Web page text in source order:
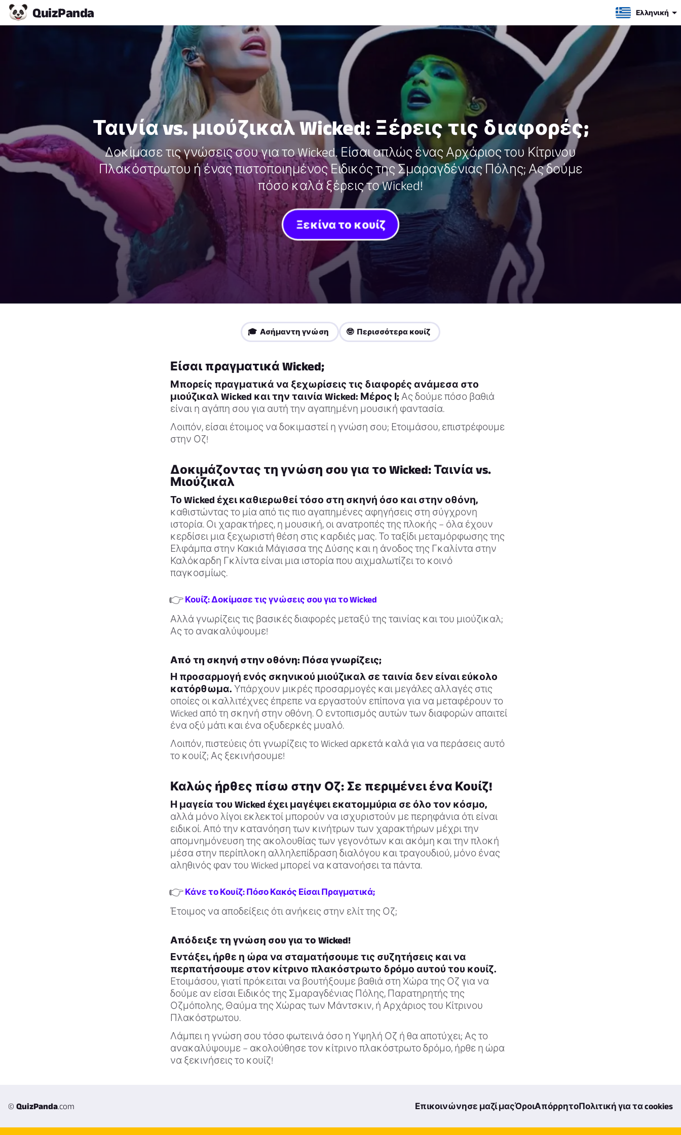
QuizPanda Ελληνική
Ταινία vs. μιούζικαλ Wicked: Ξέρεις τις διαφορές;
Δοκίμασε τις γνώσεις σου για το Wicked. Είσαι απλώς ένας Αρχάριος του Κίτρινου
Πλακόστρωτου ή ένας πιστοποιημένος Ειδικός της Σμαραγδένιας Πόλης; Ας δούμε
πόσο καλά ξέρεις το Wicked!
Ξεκίνα το κουίζ
🎓 Ασήμαντη γνώση 🤓 Περισσότερα κουίζ
Είσαι πραγματικά Wicked;
Μπορείς πραγματικά να ξεχωρίσεις τις διαφορές ανάμεσα στο
μιούζικαλ Wicked και την ταινία Wicked: Μέρος Ι; Ας δούμε πόσο βαθιά
είναι η αγάπη σου για αυτή την αγαπημένη μουσική φαντασία.
Λοιπόν, είσαι έτοιμος να δοκιμαστεί η γνώση σου; Ετοιμάσου, επιστρέφουμε
στην Οζ!
Δοκιμάζοντας τη γνώση σου για το Wicked: Ταινία vs.
Μιούζικαλ
Το Wicked έχει καθιερωθεί τόσο στη σκηνή όσο και στην οθόνη,
καθιστώντας το μία από τις πιο αγαπημένες αφηγήσεις στη σύγχρονη
ιστορία. Οι χαρακτήρες, η μουσική, οι ανατροπές της πλοκής – όλα έχουν
κερδίσει μια ξεχωριστή θέση στις καρδιές μας. Το ταξίδι μεταμόρφωσης της
Ελφάμπα στην Κακιά Μάγισσα της Δύσης και η άνοδος της Γκαλίντα στην
Καλόκαρδη Γκλίντα είναι μια ιστορία που αιχμαλωτίζει το κοινό
παγκοσμίως.
👉 Κουίζ: Δοκίμασε τις γνώσεις σου για το Wicked
Αλλά γνωρίζεις τις βασικές διαφορές μεταξύ της ταινίας και του μιούζικαλ;
Ας το ανακαλύψουμε!
Από τη σκηνή στην οθόνη: Πόσα γνωρίζεις;
Η προσαρμογή ενός σκηνικού μιούζικαλ σε ταινία δεν είναι εύκολο
κατόρθωμα. Υπάρχουν μικρές προσαρμογές και μεγάλες αλλαγές στις
οποίες οι καλλιτέχνες έπρεπε να εργαστούν επίπονα για να μεταφέρουν το
Wicked από τη σκηνή στην οθόνη. Ο εντοπισμός αυτών των διαφορών απαιτεί
ένα οξύ μάτι και ένα οξυδερκές μυαλό.
Λοιπόν, πιστεύεις ότι γνωρίζεις το Wicked αρκετά καλά για να περάσεις αυτό
το κουίζ; Ας ξεκινήσουμε!
Καλώς ήρθες πίσω στην Οζ: Σε περιμένει ένα Κουίζ!
Η μαγεία του Wicked έχει μαγέψει εκατομμύρια σε όλο τον κόσμο,
αλλά μόνο λίγοι εκλεκτοί μπορούν να ισχυριστούν με περηφάνια ότι είναι
ειδικοί. Από την κατανόηση των κινήτρων των χαρακτήρων μέχρι την
απομνημόνευση της ακολουθίας των γεγονότων και ακόμη και την πλοκή
μέσα στην περίπλοκη αλληλεπίδραση διαλόγου και τραγουδιού, μόνο ένας
αληθινός φαν του Wicked μπορεί να κατανοήσει τα πάντα.
👉 Κάνε το Κουίζ: Πόσο Κακός Είσαι Πραγματικά;
Έτοιμος να αποδείξεις ότι ανήκεις στην ελίτ της Οζ;
Απόδειξε τη γνώση σου για το Wicked!
Εντάξει, ήρθε η ώρα να σταματήσουμε τις συζητήσεις και να
περπατήσουμε στον κίτρινο πλακόστρωτο δρόμο αυτού του κουίζ.
Ετοιμάσου, γιατί πρόκειται να βουτήξουμε βαθιά στη Χώρα της Οζ για να
δούμε αν είσαι Ειδικός της Σμαραγδένιας Πόλης, Παρατηρητής της
Οζμόπολης, Θαύμα της Χώρας των Μάντσκιν, ή Αρχάριος του Κίτρινου
Πλακόστρωτου.
Λάμπει η γνώση σου τόσο φωτεινά όσο η Υψηλή Οζ ή θα αποτύχει; Ας το
ανακαλύψουμε – ακολούθησε τον κίτρινο πλακόστρωτο δρόμο, ήρθε η ώρα
να ξεκινήσεις το κουίζ!
© QuizPanda.com Επικοινώνησε μαζί μαςΌροιΑπόρρητοΠολιτική για τα cookies